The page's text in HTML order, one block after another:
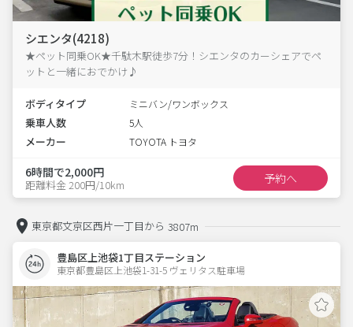
シエンタ(4218)
★ペット同乗OK★千駄木駅徒歩7分！シエンタのカーシェアでペ
ットと一緒におでかけ♪
ボディタイプ ミニバン/ワンボックス
乗車人数 5人
メーカー TOYOTA トヨタ
6時間で2,000円
距離料金 200円/10km 予約へ
東京都文京区西片一丁目から 3807m
豊島区上池袋1丁目ステーション
東京都豊島区上池袋1-31-5 ヴェリタス駐車場